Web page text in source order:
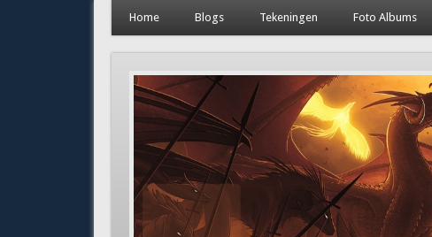
Home Blogs Tekeningen Foto Albums